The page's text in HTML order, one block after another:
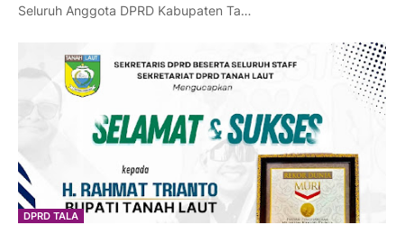
Seluruh Anggota DPRD Kabupaten Ta…
DPRD TALA